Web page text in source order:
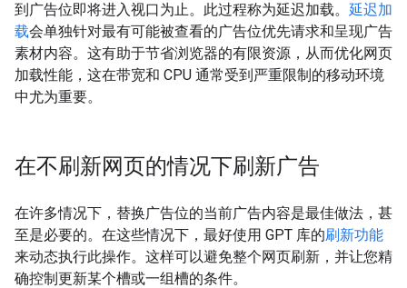
到广告位即将进入视口为止。此过程称为延迟加载。 延迟加
载会单独针对最有可能被查看的广告位优先请求和呈现广告
素材内容。这有助于节省浏览器的有限资源，从而优化网页
加载性能，这在带宽和 CPU 通常受到严重限制的移动环境
中尤为重要。
在不刷新网页的情况下刷新广告
在许多情况下，替换广告位的当前广告内容是最佳做法，甚
至是必要的。在这些情况下，最好使用 GPT 库的刷新功能
来动态执行此操作。这样可以避免整个网页刷新，并让您精
确控制更新某个槽或一组槽的条件。